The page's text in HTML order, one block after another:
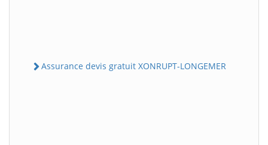
Assurance devis gratuit XONRUPT-LONGEMER